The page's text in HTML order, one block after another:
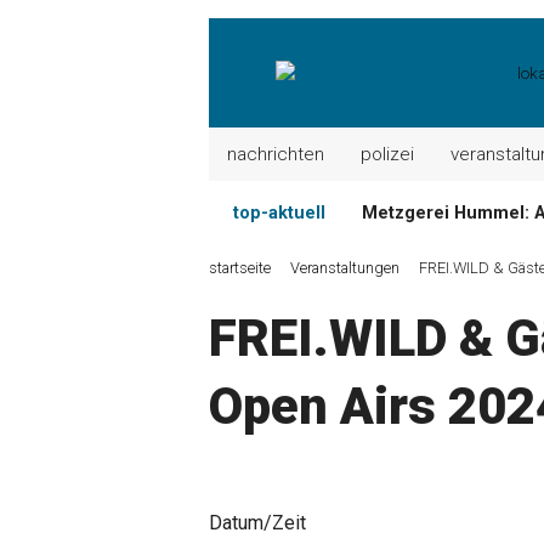
nachrichten polizei
top-aktuell Metzgerei Hummel:
Der „deutsche
Maxhütter
Nutzen Sie aktuelle
startseite Veranstaltungen FREI.WILD &
FREI.WILD &
Open Airs
Datum/Zeit